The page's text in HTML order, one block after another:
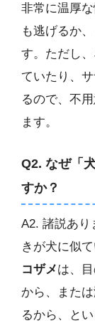
非常に温厚
も逃げるか
す。ただし
ていたり、
るので、不
ます。
Q2. なぜ「
すか？
A2. 諸説あり
きが犬に似
コザメは、
から、また
るから、と